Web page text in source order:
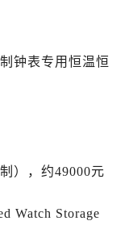
钟表专用恒温恒
），约49000元
Watch Storage